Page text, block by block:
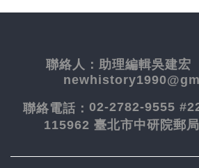
聯絡人： 助理編輯吳建
聯絡電話： 02-2782-9555
115962 臺北市中研院郵